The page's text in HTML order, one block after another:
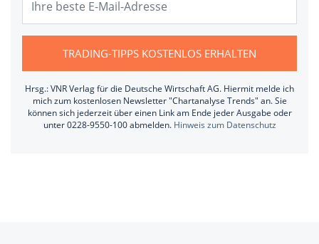
TRADING-TIPPS KOSTENLOS ERHALTEN
Hrsg.: VNR Verlag für die Deutsche Wirtschaft AG. Hiermit melde ich
mich zum kostenlosen Newsletter "Chartanalyse Trends" an. Sie
können sich jederzeit über einen Link am Ende jeder Ausgabe oder
unter 0228-9550-100 abmelden. Hinweis zum Datenschutz